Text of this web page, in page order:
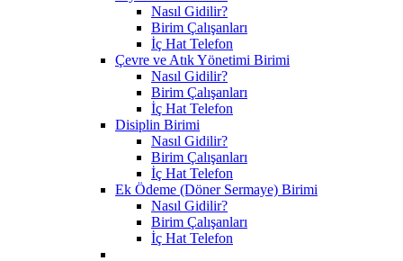
Nasıl Gidilir?
Birim Çalışanları
İç Hat Telefon
Çevre ve Atık Yönetimi Birimi
Nasıl Gidilir?
Birim Çalışanları
İç Hat Telefon
Disiplin Birimi
Nasıl Gidilir?
Birim Çalışanları
İç Hat Telefon
Ek Ödeme (Döner Sermaye) Birimi
Nasıl Gidilir?
Birim Çalışanları
İç Hat Telefon